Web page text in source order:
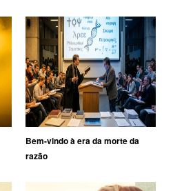
Bem-vindo à era da morte da
razão